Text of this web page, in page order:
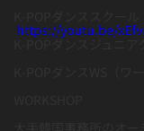
K-POPダンスジュニア
https://youtu.be/